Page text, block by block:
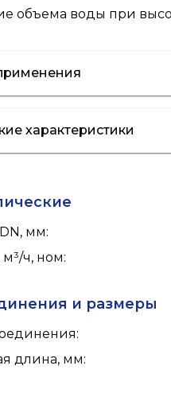
объема воды при
водахарактеристики
мм:
м³/ч, ном:
и размеры
:
длина, мм: